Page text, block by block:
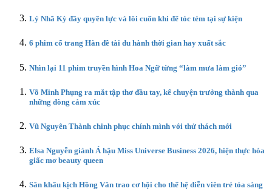
Lý Nhã Kỳ đầy quyền lực và lôi cuốn khi để tóc tém tại sự kiện
6 phim cổ trang Hàn đề tài du hành thời gian hay xuất sắc
Nhìn lại 11 phim truyền hình Hoa Ngữ từng “làm mưa làm gió”
Võ Minh Phụng ra mắt tập thơ đầu tay, kể chuyện trưởng thành qua
những dòng cảm xúc
Vũ Nguyên Thành chinh phục chính mình với thử thách mới
Elsa Nguyễn giành Á hậu Miss Universe Business 2026, hiện thực hóa
giấc mơ beauty queen
Sân khấu kịch Hồng Vân trao cơ hội cho thế hệ diễn viên trẻ tỏa sáng